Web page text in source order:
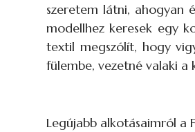
szeretem látni, ahogyan
modellhez keresek egy
textil megszólít, hogy
fülembe, vezetné valaki
Legújabb alkotásaimról a